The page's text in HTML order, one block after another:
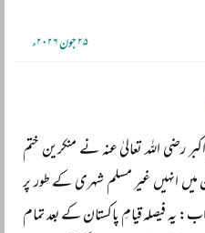
۲۵ جون ۲۰۲۶ء
اللہ تعالیٰ عنہ نے منکرین ختم
میں انہیں غیر مسلم شہری کے طور پر
یہ فیصلہ قیامِ پاکستان کے بعد تمام